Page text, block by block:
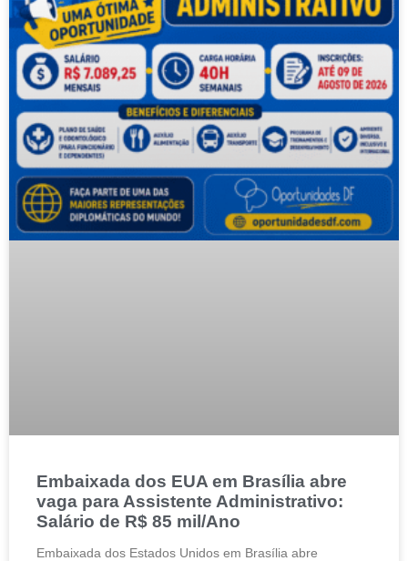
Embaixada dos EUA em Brasília abre
vaga para Assistente Administrativo:
Salário de R$ 85 mil/Ano
Embaixada dos Estados Unidos em Brasília abre